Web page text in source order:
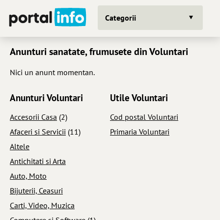
Categorii
Anunturi sanatate, frumusete din Voluntari
Nici un anunt momentan.
Anunturi Voluntari
Accesorii Casa (2)
Afaceri si Servicii (11)
Altele
Antichitati si Arta
Auto, Moto
Bijuterii, Ceasuri
Carti, Video, Muzica
Utile Voluntari
Cod postal Voluntari
Primaria Voluntari